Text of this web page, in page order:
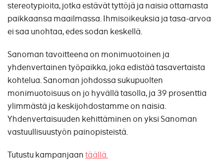
stereotypioita, jotka estävät tyttöjä ja naisia ottamasta
paikkaansa maailmassa. Ihmisoikeuksia ja tasa-arvoa
ei saa unohtaa, edes sodan keskellä.
Sanoman tavoitteena on monimuotoinen ja
yhdenvertainen työpaikka, joka edistää tasavertaista
kohtelua. Sanoman johdossa sukupuolten
monimuotoisuus on jo hyvällä tasolla, ja 39 prosenttia
ylimmästä ja keskijohdostamme on naisia.
Yhdenvertaisuuden kehittäminen on yksi Sanoman
vastuullisuustyön painopisteistä.
Tutustu kampanjaantäällä.